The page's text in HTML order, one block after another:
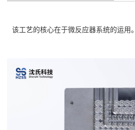
该工艺的核心在于微反应器系统的运用。